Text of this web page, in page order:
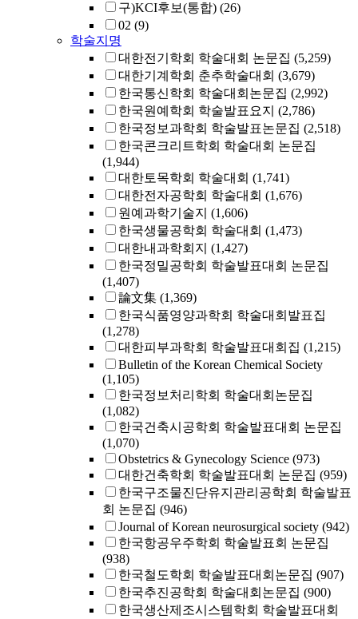
구)KCI후보(통합) (26)
02 (9)
학술지명
대한전기학회 학술대회 논문집 (5,259)
대한기계학회 춘추학술대회 (3,679)
한국통신학회 학술대회논문집 (2,992)
한국원예학회 학술발표요지 (2,786)
한국정보과학회 학술발표논문집 (2,518)
한국콘크리트학회 학술대회 논문집
(1,944)
대한토목학회 학술대회 (1,741)
대한전자공학회 학술대회 (1,676)
원예과학기술지 (1,606)
한국생물공학회 학술대회 (1,473)
대한내과학회지 (1,427)
한국정밀공학회 학술발표대회 논문집
(1,407)
論文集 (1,369)
한국식품영양과학회 학술대회발표집
(1,278)
대한피부과학회 학술발표대회집 (1,215)
Bulletin of the Korean Chemical Society
(1,105)
한국정보처리학회 학술대회논문집
(1,082)
한국건축시공학회 학술발표대회 논문집
(1,070)
Obstetrics & Gynecology Science (973)
대한건축학회 학술발표대회 논문집 (959)
한국구조물진단유지관리공학회 학술발표
회 논문집 (946)
Journal of Korean neurosurgical society (942)
한국항공우주학회 학술발표회 논문집
(938)
한국철도학회 학술발표대회논문집 (907)
한국추진공학회 학술대회논문집 (900)
한국생산제조시스템학회 학술발표대회